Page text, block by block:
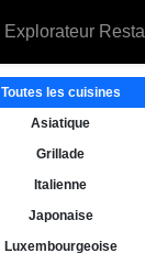
Explorateur
Toutes les cuisines
Asiatique
Grillade
Italienne
Japonaise
Luxembourgeoise